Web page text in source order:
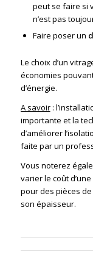
peut se faire si
n’est pas
Faire poser un
Le choix d’un
économies
d’énergie.
A savoir:
importante et la
d’améliorer
faite par un
Vous noterez
varier le coût
pour des pièces
son épaisseur.